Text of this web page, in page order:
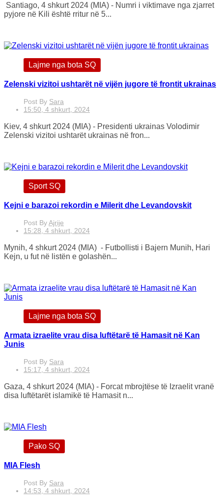
Santiago, 4 shkurt 2024 (MIA) - Numri i viktimave nga zjarret
pyjore në Kili është rritur në 5...
Lajme nga bota SQ
Zelenski vizitoi ushtarët në vijën jugore të frontit ukrainas
Post By Sara
15:50, 4 shkurt, 2024
Kiev, 4 shkurt 2024 (MIA) - Presidenti ukrainas Volodimir
Zelenski vizitoi ushtarët ukrainas në fron...
Sport SQ
Kejni e barazoi rekordin e Milerit dhe Levandovskit
Post ByAjrije
15:28, 4 shkurt, 2024
Mynih, 4 shkurt 2024 (MIA) - Futbollisti i Bajern Munih, Hari
Kejn, u fut në listën e golashën...
Lajme nga bota SQ
Armata izraelite vrau disa luftëtarë të Hamasit në Kan
Junis
Post By Sara
15:17, 4 shkurt, 2024
Gaza, 4 shkurt 2024 (MIA) - Forcat mbrojtëse të Izraelit vranë
disa luftëtarët islamikë të Hamasit n...
Pako SQ
MIA Flesh
Post By Sara
14:53, 4 shkurt, 2024